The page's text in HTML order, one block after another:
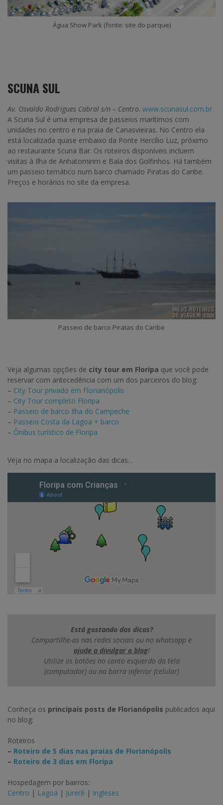
Água Show Park (fonte: site do parque)
SCUNA SUL
Av. Osvaldo Rodrigues Cabral s/n – Centro. www.scunasul.com.br
A Scuna Sul é uma empresa de passeios marítimos com
unidades no centro e na praia de Canasvieiras. No Centro ela
está localizada quase embaixo da Ponte Hercílio Luz, próximo
ao restaurante Scuna Bar. Os roteiros disponíveis incluem
visitas à Ilha de Anhatomirim e Baía dos Golfinhos. Há também
um passeio temático num barco chamado Piratas do Caribe.
Preços e horários no site da empresa.
Passeio de barco Piratas do Caribe
Veja algumas opções de city tour em Floripa que você pode
reservar com antecedência com um dos parceiros do blog:
– City Tour privado em Florianópolis
– City Tour completo Floripa
– Passeio de barco Ilha do Campeche
– Passeio Costa da Lagoa + barco
– Ônibus turístico de Floripa
Veja no mapa a localização das dicas…
Está gostando das dicas?
Compartilhe-as nas redes sociais ou no whatsapp e
ajude a divulgar o blog!
Utilize os botões no canto esquerdo da tela
(computador) ou na barra inferior (celular)
Conheça os principais posts de Florianópolis publicados aqui
no blog:
Roteiros
– Roteiro de 5 dias nas praias de Florianópolis
– Roteiro de 3 dias em Floripa
Hospedagem por bairros:
Centro | Lagoa | Jurerê | Ingleses